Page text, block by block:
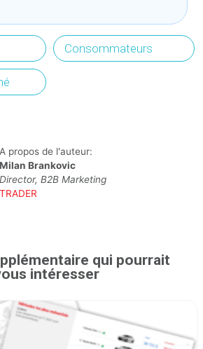
Consommateurs
A propos de l'auteur:
Milan Brankovic
Director, B2B Marketing
TRADER
qui pourrait
intéresser